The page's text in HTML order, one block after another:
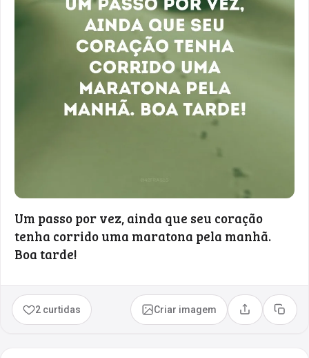
Um passo por vez, ainda que seu coração
tenha corrido uma maratona pela manhã.
Boa tarde!
2 curtidas Criar imagem Compartilhar
Copiar